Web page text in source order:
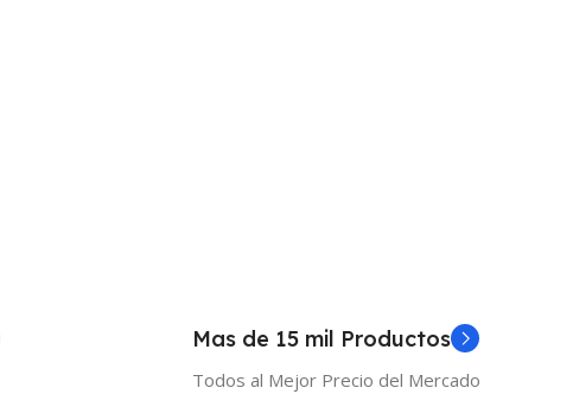
Mas de 15 mil Productos
Todos al Mejor Precio del Mercado